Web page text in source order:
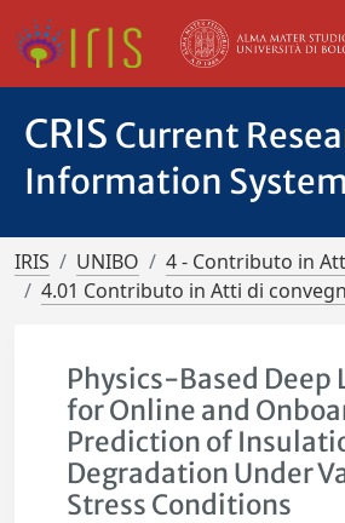
CRIS Current
Information System
IRIS UNIBO
4 - Contributo in
4.01 Contributo in Atti di
Physics-Based Deep
for Online and
Prediction of
Degradation Under
Stress Conditions